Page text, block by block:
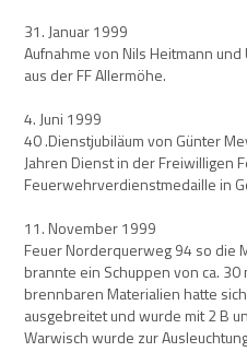
31. Januar 1999
Aufnahme von Nils Heitmann
aus der FF Allermöhe.
4. Juni 1999
40 .Dienstjubiläum von Günter
Jahren Dienst in der Freiwilligen
Feuerwehrverdienstmedaille in
11. November 1999
Feuer Norderquerweg 94 so die
brannte ein Schuppen von ca.
brennbaren Materialien hatte
ausgebreitet und wurde mit 2 B
Warwisch wurde zur